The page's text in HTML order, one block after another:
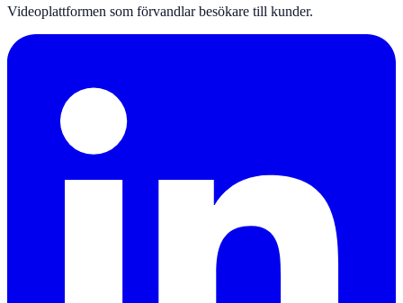
Videoplattformen som förvandlar besökare till kunder.